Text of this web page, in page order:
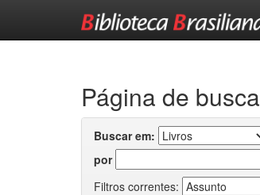
Página de busca
Buscar em:
por
Filtros correntes: